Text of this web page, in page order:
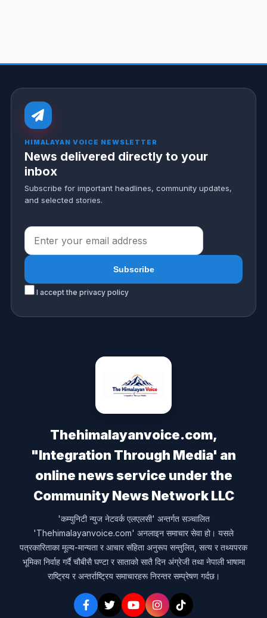
HIMALAYAN VOICE NEWSLETTER
News delivered directly to your
inbox
Subscribe for important headlines, community updates,
and selected stories.
I accept the privacy policy
Thehimalayanvoice.com,
"Integration Through Media' an
online news service under the
Community News Network LLC
'कम्युनिटी न्युज नेटवर्क एलएलसी' अन्तर्गत सञ्चालित
'Thehimalayanvoice.com' अनलाइन समाचार सेवा हो। यसले
पत्रकारिताका मूल्य-मान्यता र आचार संहिता अनुरूप सन्तुलित, सत्य र तथ्यपरक
भूमिका निर्वाह गर्दै चौबीसै घण्टा र साताको सातै दिन अंग्रेजी तथा नेपाली भाषामा
राष्ट्रिय र अन्तर्राष्ट्रिय समाचारहरू निरन्तर सम्प्रेषण गर्दछ।